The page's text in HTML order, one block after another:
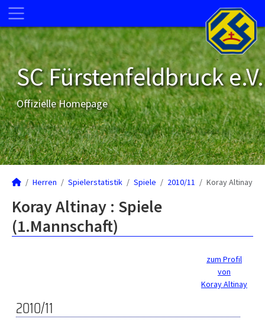
SC Fürstenfeldbruck e.V.
Offizielle Homepage
Herren Spielerstatistik Spiele 2010/11 Koray Altinay
Koray Altinay : Spiele
(1.Mannschaft)
zum Profil
von
Koray Altinay
2010/11